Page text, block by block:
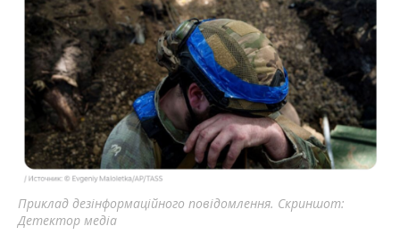
Приклад дезінформаційного повідомлення. Скриншот:
Детектор медіа